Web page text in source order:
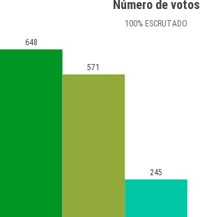
Número de votos
100% ESCRUTADO
648
571
245